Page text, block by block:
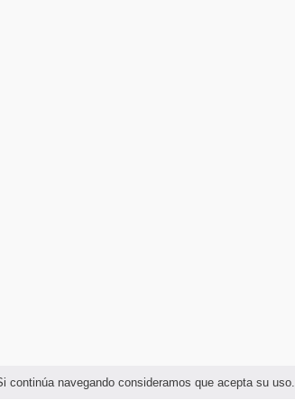
continúa navegando consideramos que acepta su uso.